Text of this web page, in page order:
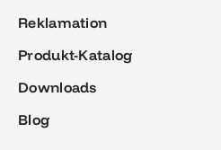
Reklamation
Produkt-Katalog
Downloads
Blog